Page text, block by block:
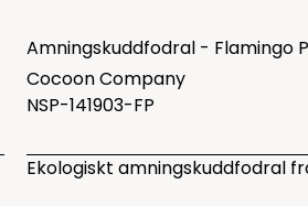
Amningskuddfodral - Flamingo
Cocoon Company
NSP-141903-FP
Ekologiskt amningskuddfodral